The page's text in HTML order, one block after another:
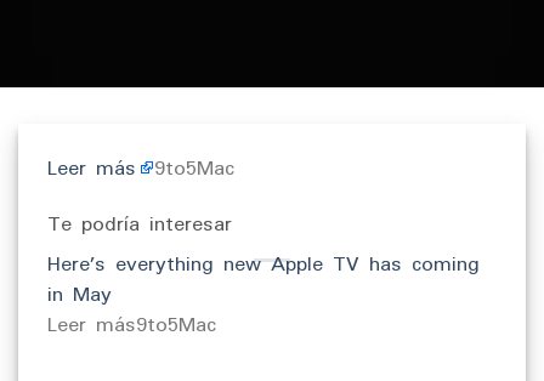
Leer más 9to5Mac
Te podría interesar
Here’s everything new Apple TV has coming
in May
​Leer más9to5Mac